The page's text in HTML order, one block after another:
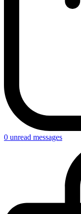
0 unread messages